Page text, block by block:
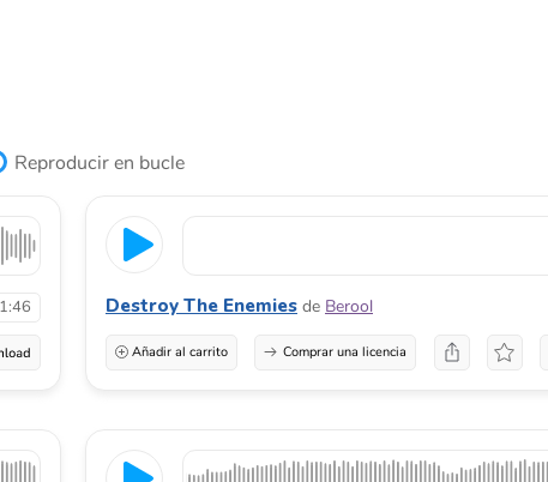
Reproducir en bucle
1:46 Destroy The Enemies de Berool
Añadir al carrito Comprar una licencia